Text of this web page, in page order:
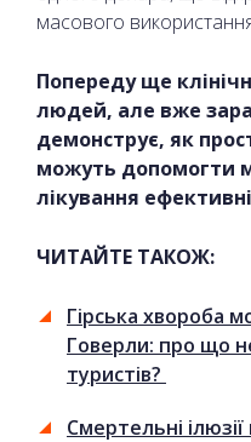
масового
Попереду ще
людей, але вже
демонструє, як
можуть допомогти
лікування
ЧИТАЙТЕ ТАКОЖ:
Гірська хвороба
Говерли: про що
туристів?
Смертельні